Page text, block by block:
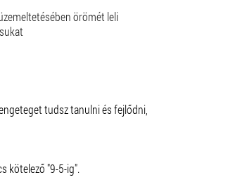
örömét leli
tudsz tanulni és fejlődni,
kötelező "9-5-ig".